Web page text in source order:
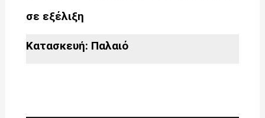
σε εξέλιξη
Κατασκευή: Παλαιό